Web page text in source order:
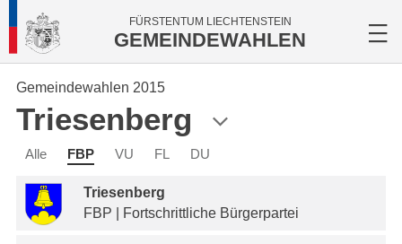
FÜRSTENTUM LIECHTENSTEIN
GEMEINDEWAHLEN
Gemeindewahlen 2015
Triesenberg
Alle FBP VU FL DU
Triesenberg
FBP | Fortschrittliche Bürgerpartei